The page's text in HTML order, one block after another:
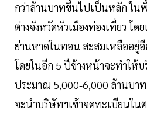
กว่าล้านบาทขึ้นไปเป็นหลัก ใน
ต่างจังหวัดหัวเมืองท่องเที่ยว โด
ย่านหาดในทอน สะสมเหลืออยู่
โดยในอีก 5 ปีข้างหน้าจะทำให้
ประมาณ 5,000-6,000 ล้านบา
จะนำบริษัทฯเข้าจดทะเบียนใน